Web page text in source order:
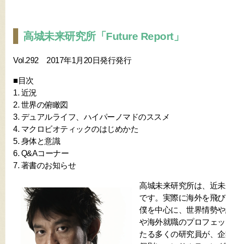
高城未来研究所「Future Report」
Vol.292 2017年1月20日発行発行
■目次
1. 近況
2. 世界の俯瞰図
3. デュアルライフ、ハイパーノマドのススメ
4. マクロビオティックのはじめかた
5. 身体と意識
6. Q&Aコーナー
7. 著書のお知らせ
高城未来研究所は、近
です。実際に海外を飛
僕を中心に、世界情勢
や海外就職のプロフェ
たる多くの研究員が、